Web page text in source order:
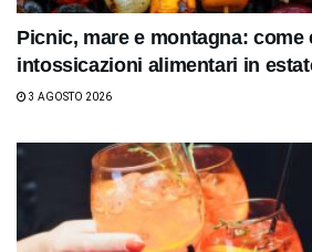
Picnic, mare e montagna: come
intossicazioni alimentari in
3 AGOSTO 2026